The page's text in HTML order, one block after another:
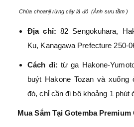
Chùa choanji rừng cây lá đỏ (Ảnh sưu tầm )
Địa chỉ:82 Sengokuhara,
Ku, Kanagawa Prefecture 250-
Cách đi: từ ga Hakone-
buýt Hakone Tozan và
đó, chỉ cần đi bộ khoảng 1 phút
Mua Sắm Tại Gotemba Premium